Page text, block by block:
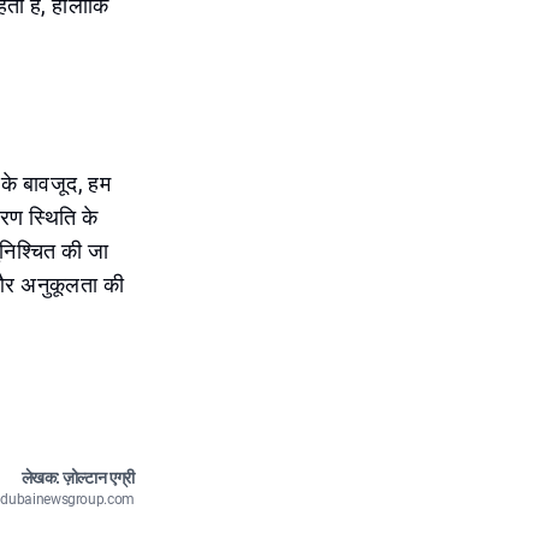
है, हालांकि
के बावजूद, हम
स्थिति के
की जा
अनुकूलता की
लेखक: ज़ोल्टान एग्री